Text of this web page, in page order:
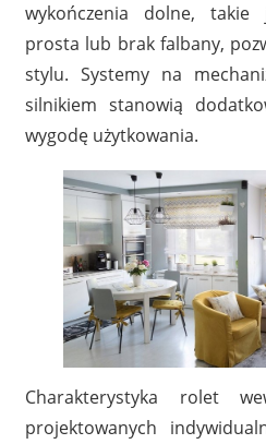
wykończenia dolne, takie
prosta lub brak falbany,
stylu. Systemy na
silnikiem stanowią
wygodę użytkowania.
Charakterystyka rolet
projektowanych